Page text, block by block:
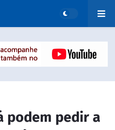
podem pedir a